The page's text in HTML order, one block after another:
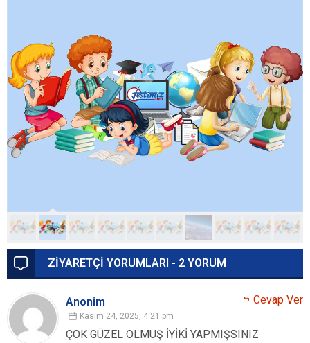
ZİYARETÇİ YORUMLARI - 2 YORUM
Anonim
Kasım 24, 2025, 4:21 pm
ÇOK GÜZEL OLMUŞ İYİKİ YAPMIŞSINIZ
Cevap Ver